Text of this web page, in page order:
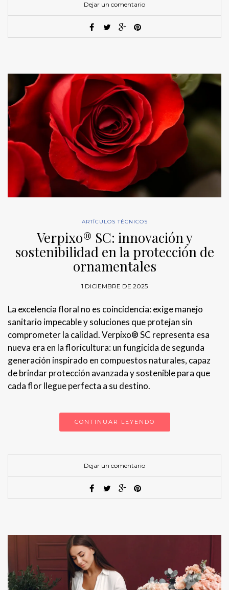
Dejar un comentario
ARTÍCULOS TÉCNICOS
Verpixo® SC: innovación y
sostenibilidad en la protección de
ornamentales
1 DICIEMBRE DE 2025
La excelencia floral no es coincidencia: exige manejo
sanitario impecable y soluciones que protejan sin
comprometer la calidad. Verpixo® SC representa esa
nueva era en la floricultura: un fungicida de segunda
generación inspirado en compuestos naturales, capaz
de brindar protección avanzada y sostenible para que
cada flor llegue perfecta a su destino.
CONTINUAR LEYENDO
Dejar un comentario